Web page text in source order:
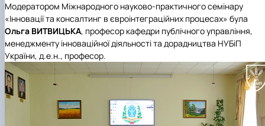
Модератором Міжнародного науково-практичного семінару
«Інновації та консалтинг в євроінтеграційних процесах» була
Ольга ВИТВИЦЬКА, професор кафедри публічного управління,
менеджменту інноваційної діяльності та дорадництва НУБіП
України, д.е.н., професор.